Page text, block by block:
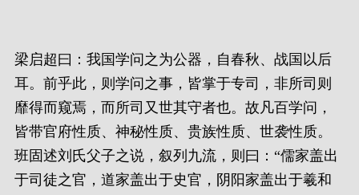
梁启超曰：我国学问之为公器，自春秋、战国以后
耳。前乎此，则学问之事，皆掌于专司，非所司则
靡得而窥焉，而所司又世其守者也。故凡百学问，
皆带官府性质、神秘性质、贵族性质、世袭性质。
班固述刘氏父子之说，叙列九流，则曰：“儒家盖出
于司徒之官，道家盖出于史官，阴阳家盖出于羲和